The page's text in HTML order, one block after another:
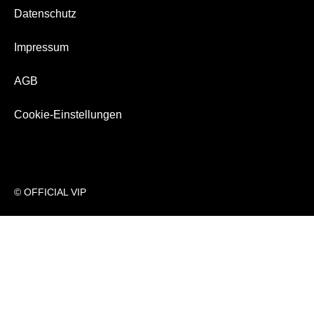
© OFFICIAL VIP
Datenschutz
Impressum
AGB
Cookie-Einstellungen